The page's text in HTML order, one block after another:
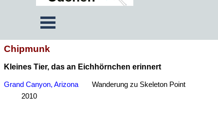
Chipmunk
Kleines Tier, das an Eichhörnchen erinnert
Grand Canyon, Arizona
Wanderung zu Skeleton Point
2010